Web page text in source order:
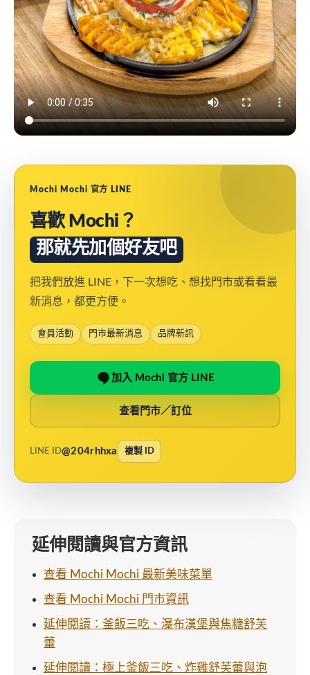
Mochi Mochi 官方 LINE
喜歡 Mochi？
那就先加個好友吧
把我們放進 LINE，下一次想吃、想找門市或看看最
新消息，都更方便。
會員活動 門市最新消息 品牌新訊
加入 Mochi 官方 LINE
查看門市／訂位
LINE ID@204rhhxa 複製 ID
延伸閱讀與官方資訊
查看 Mochi Mochi 最新美味菜單
查看 Mochi Mochi 門市資訊
延伸閱讀：釜飯三吃、瀑布漢堡與焦糖舒芙
蕾
延伸閱讀：極上釜飯三吃、炸雞舒芙蕾與泡